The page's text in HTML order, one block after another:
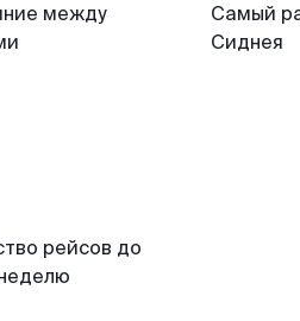
между
Самый
Сиднея
рейсов до